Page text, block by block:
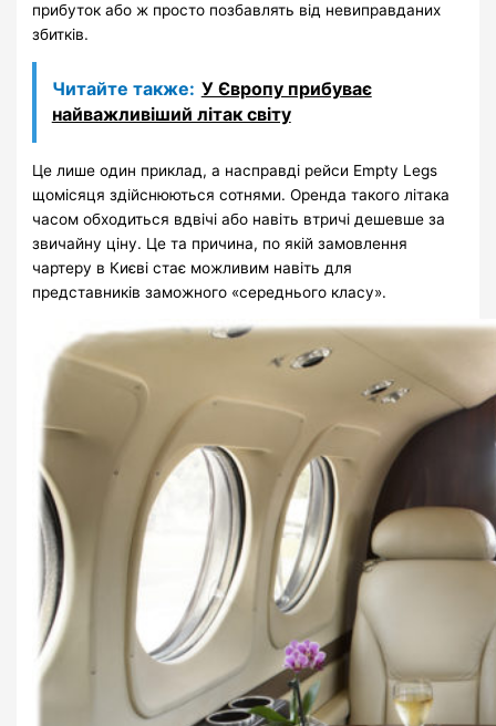
прибуток або ж просто позбавлять від невиправданих
збитків.
Читайте также: У Європу прибуває
найважливіший літак світу
Це лише один приклад, а насправді рейси Empty Legs
щомісяця здійснюються сотнями. Оренда такого літака
часом обходиться вдвічі або навіть втричі дешевше за
звичайну ціну. Це та причина, по якій замовлення
чартеру в Києві стає можливим навіть для
представників заможного «середнього класу».